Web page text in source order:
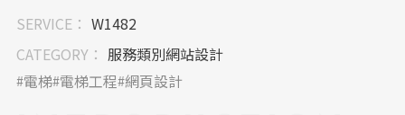
於我們、服務項目、施工流程等，方便不同需求的訪客
快速定位。搭配滑動導引與「了解更多」按鈕，優化使
用者流暢度，落實良好網站架設原則。
SERVICE： W1482
CATEGORY： 服務類別網站設計
電梯 電梯工程 網頁設計